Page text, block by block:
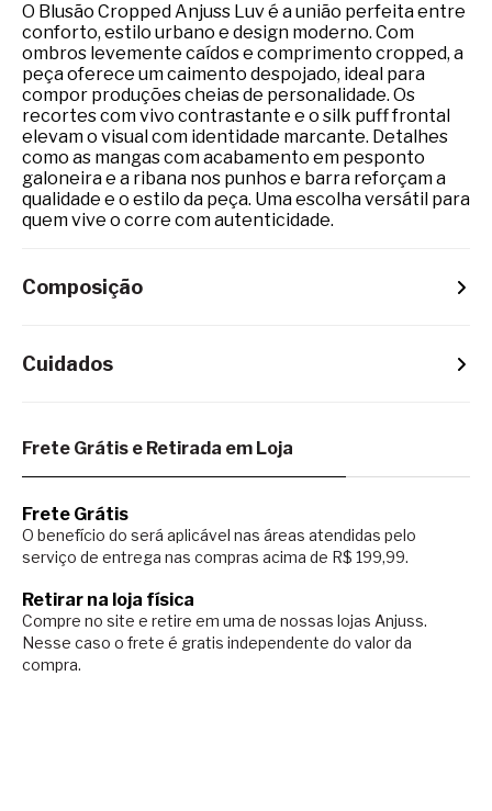
O Blusão Cropped Anjuss Luv é a união perfeita entre
conforto, estilo urbano e design moderno. Com
ombros levemente caídos e comprimento cropped, a
peça oferece um caimento despojado, ideal para
compor produções cheias de personalidade. Os
recortes com vivo contrastante e o silk puff frontal
elevam o visual com identidade marcante. Detalhes
como as mangas com acabamento em pesponto
galoneira e a ribana nos punhos e barra reforçam a
qualidade e o estilo da peça. Uma escolha versátil para
quem vive o corre com autenticidade.
Composição
Cuidados
Frete Grátis e Retirada em Loja
Frete Grátis
O benefício do será aplicável nas áreas atendidas pelo
serviço de entrega nas compras acima de R$ 199,99.
Retirar na loja física
Compre no site e retire em uma de nossas lojas Anjuss.
Nesse caso o frete é gratis independente do valor da
compra.